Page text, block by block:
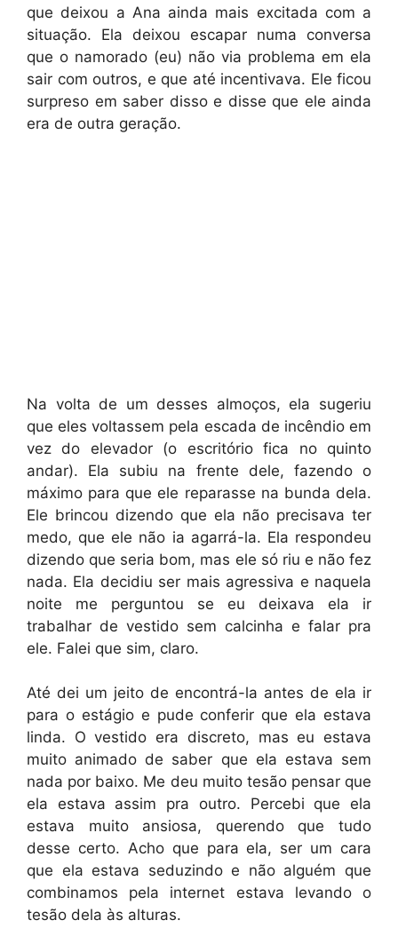
que deixou a Ana ainda mais excitada com a
situação. Ela deixou escapar numa conversa
que o namorado (eu) não via problema em ela
sair com outros, e que até incentivava. Ele ficou
surpreso em saber disso e disse que ele ainda
era de outra geração.
Na volta de um desses almoços, ela sugeriu
que eles voltassem pela escada de incêndio em
vez do elevador (o escritório fica no quinto
andar). Ela subiu na frente dele, fazendo o
máximo para que ele reparasse na bunda dela.
Ele brincou dizendo que ela não precisava ter
medo, que ele não ia agarrá-la. Ela respondeu
dizendo que seria bom, mas ele só riu e não fez
nada. Ela decidiu ser mais agressiva e naquela
noite me perguntou se eu deixava ela ir
trabalhar de vestido sem calcinha e falar pra
ele. Falei que sim, claro.
Até dei um jeito de encontrá-la antes de ela ir
para o estágio e pude conferir que ela estava
linda. O vestido era discreto, mas eu estava
muito animado de saber que ela estava sem
nada por baixo. Me deu muito tesão pensar que
ela estava assim pra outro. Percebi que ela
estava muito ansiosa, querendo que tudo
desse certo. Acho que para ela, ser um cara
que ela estava seduzindo e não alguém que
combinamos pela internet estava levando o
tesão dela às alturas.